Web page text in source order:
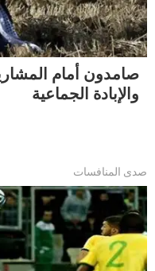
صامدون أمام
والإبادة الجماعية
صدى المنافسات